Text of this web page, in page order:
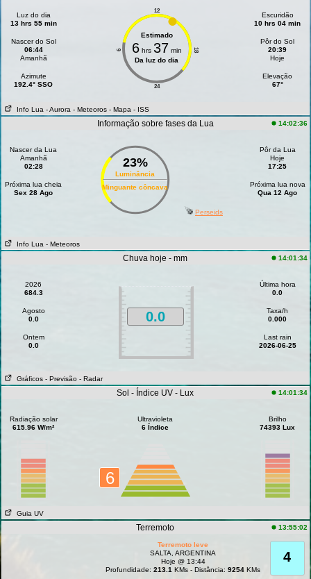
Luz do dia
13 hrs 55 min
Nascer do Sol
06:44
Amanhã
Azimute
192.4° SSO
12
24
6 18
Estimado
6hrs 37 min
Da luz do dia
Escuridão
10 hrs 04 min
Pôr do Sol
20:39
Hoje
Elevação
67°
Info Lua - Aurora - Meteoros - Mapa - ISS
Informação sobre fases da Lua 14:02:36
Nascer da Lua
Amanhã
02:28
Próxima lua cheia
Sex 28 Ago
23%
Luminância
Minguante côncava
Pôr da Lua
Hoje
17:25
Próxima lua nova
Qua 12 Ago
Perseids
Info Lua - Meteoros
Chuva hoje - mm 14:01:34
2026
684.3
Agosto
0.0
Ontem
0.0
0.0
Última hora
0.0
Taxa/h
0.000
Last rain
2026-06-25
Gráficos - Previsão - Radar
Sol - Índice UV - Lux 14:01:34
Radiação solar
615.96 W/m²
Ultravioleta
6 Índice
6
Brilho
74393 Lux
Guia UV
Terremoto 13:55:02
4
Terremoto leve
SALTA, ARGENTINA
Hoje @ 13:44
Profundidade:213.1 KMs - Distância:9254 KMs